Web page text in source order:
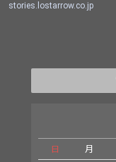
stories.lostarrow.co.jp
日 月